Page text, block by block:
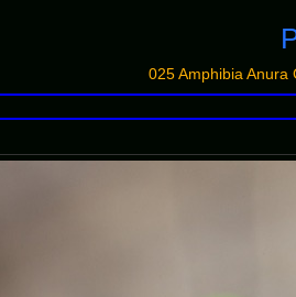
025 Amphibia Anura